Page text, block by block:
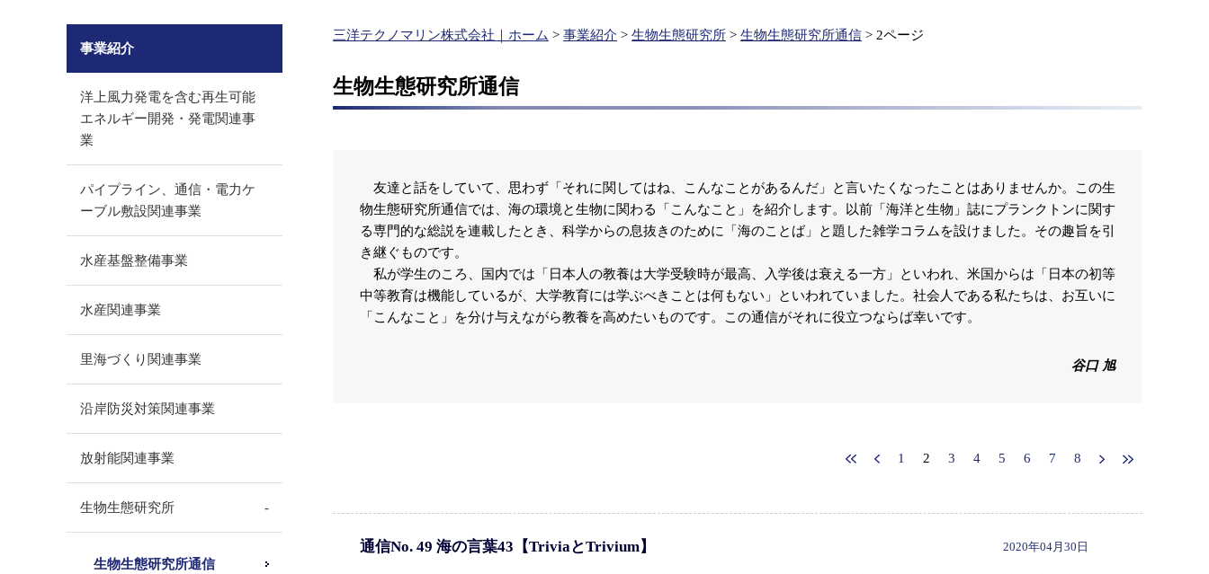
海洋環境保全（放射線関連事業、海洋投入処分、
シミュレーション（ごみ）、底質改善）
（維持管理計画、航路埋没・海岸浸食）
再生エネルギー開発（現地調査、各種解析）
洋上風力発電に関する調査・解析（海底地形・海象・ケーブル
水産振興（水産エコラベル、漁業経営診断、海業支援）
（放射能濃度モニタリング、海底放
射性物質分布調査）
三洋テクノマリン株式会社｜ホーム > 事業紹介 > 生物生態研究所 > 生物生態研究所通信 > 2ページ
生物生態研究所通信
友達と話をしていて、思わず「それに関してはね、こんなことがあるんだ」と言いたくなったことはありませんか。この生
物生態研究所通信では、海の環境と生物に関わる「こんなこと」を紹介します。以前「海洋と生物」誌にプランクトンに関す
る専門的な総説を連載したとき、科学からの息抜きのために「海のことば」と題した雑学コラムを設けました。その趣旨を引
き継ぐものです。
私が学生のころ、国内では「日本人の教養は大学受験時が最高、入学後は衰える一方」といわれ、米国からは「日本の初等
中等教育は機能しているが、大学教育には学ぶべきことは何もない」といわれていました。社会人である私たちは、お互いに
「こんなこと」を分け与えながら教養を高めたいものです。この通信がそれに役立つならば幸いです。
谷口 旭
1 2 3 4 5 6 7 8
通信No. 49 海の言葉43【TriviaとTrivium】 2020年04月30日
事業紹介
洋上風力発電を含む再生可能
エネルギー開発・発電関連事
業
パイプライン、通信・電力ケ
ーブル敷設関連事業
水産基盤整備事業
水産関連事業
里海づくり関連事業
沿岸防災対策関連事業
放射能関連事業
生物生態研究所
生物生態研究所通信